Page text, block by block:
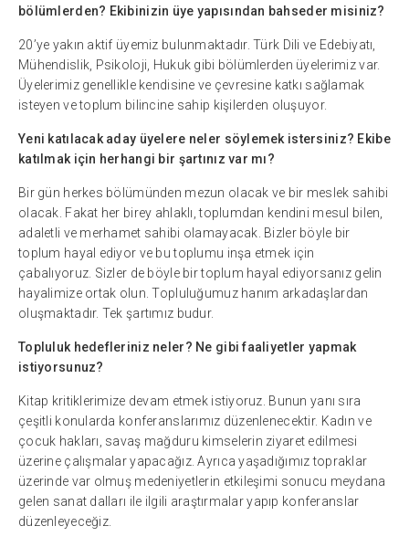
bölümlerden? Ekibinizin üye yapısından bahseder misiniz?
20’ye yakın aktif üyemiz bulunmaktadır. Türk Dili ve Edebiyatı,
Mühendislik, Psikoloji, Hukuk gibi bölümlerden üyelerimiz var.
Üyelerimiz genellikle kendisine ve çevresine katkı sağlamak
isteyen ve toplum bilincine sahip kişilerden oluşuyor.
Yeni katılacak aday üyelere neler söylemek istersiniz? Ekibe
katılmak için herhangi bir şartınız var mı?
Bir gün herkes bölümünden mezun olacak ve bir meslek sahibi
olacak. Fakat her birey ahlaklı, toplumdan kendini mesul bilen,
adaletli ve merhamet sahibi olamayacak. Bizler böyle bir
toplum hayal ediyor ve bu toplumu inşa etmek için
çabalıyoruz. Sizler de böyle bir toplum hayal ediyorsanız gelin
hayalimize ortak olun. Topluluğumuz hanım arkadaşlardan
oluşmaktadır. Tek şartımız budur.
Topluluk hedefleriniz neler? Ne gibi faaliyetler yapmak
istiyorsunuz?
Kitap kritiklerimize devam etmek istiyoruz. Bunun yanı sıra
çeşitli konularda konferanslarımız düzenlenecektir. Kadın ve
çocuk hakları, savaş mağduru kimselerin ziyaret edilmesi
üzerine çalışmalar yapacağız. Ayrıca yaşadığımız topraklar
üzerinde var olmuş medeniyetlerin etkileşimi sonucu meydana
gelen sanat dalları ile ilgili araştırmalar yapıp konferanslar
düzenleyeceğiz.